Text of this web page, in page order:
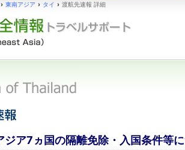
› 東南アジア › タイ › 渡航先速報 詳細
ジア7ヵ国の隔離免除・入国条件等